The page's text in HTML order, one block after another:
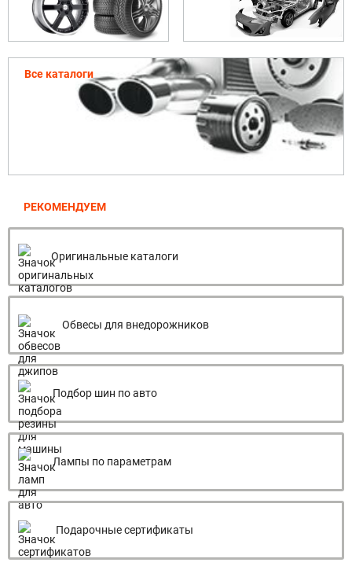
Все каталоги
РЕКОМЕНДУЕМ
Оригинальные каталоги
Обвесы для внедорожников
Подбор шин по авто
Лампы по параметрам
Подарочные сертификаты